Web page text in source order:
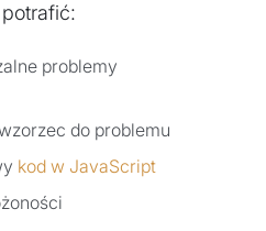
problemy
do problemu
kod w JavaScript